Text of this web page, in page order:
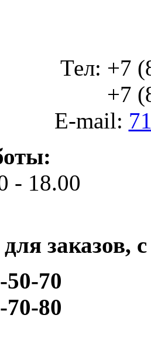
Тел: +7
+7
E-mail:
- 18.00
заказов,
50-70
70-80